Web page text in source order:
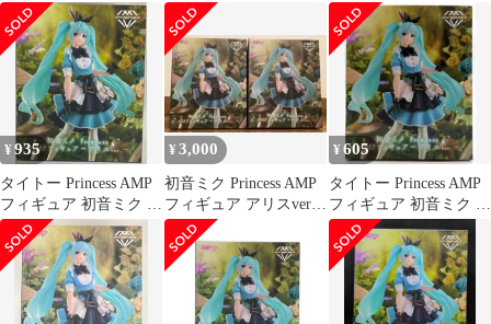
アリスver.~再販
Princess フィギュア ❣️
アリスver.~
¥935
タイトー Princess AMP
フィギュア 初音ミク ~
アリスver.~
¥3,000
初音ミク Princess AMP
フィギュア アリスver. 2
体セット
¥605
タイトー Princess AMP
フィギュア 初音ミク ~
アリスver.~